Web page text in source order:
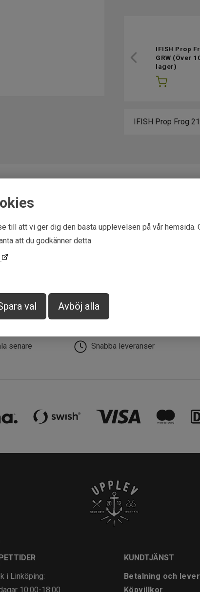
till att vi ger dig den bästa upplevelsen på vår hemsida.
att du godkänner detta
val Avböj alla
IFISH Prop
GRW (Över
lager)
EAN
senare Snabba leveranser
i Linköping:
10:00-18:00
KUNDTJÄNST
Betalning och
Köpvillkor